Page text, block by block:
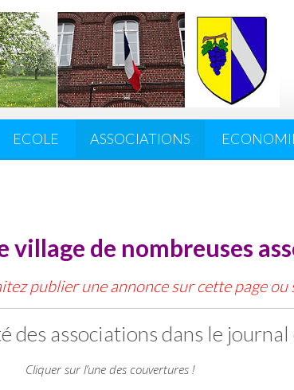
ECOLE ASSOCIATIONS
village de nombreuses
publier une annonce sur cette page ou
des associations dans le
Cliquer sur l’une des couvertures !